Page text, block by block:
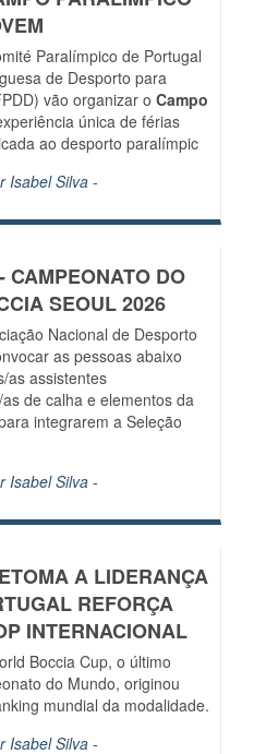
Paralímpico de Portugal
de Desporto para
vão organizar o Campo
única de férias
ao desporto paralímpic
Isabel Silva -
CAMPEONATO DO
SEOUL 2026
Nacional de Desporto
as pessoas abaixo
as assistentes
de calha e elementos da
integrarem a Seleção
Isabel Silva -
A LIDERANÇA
REFORÇA
INTERNACIONAL
Boccia Cup, o último
do Mundo, originou
mundial da modalidade.
Isabel Silva -